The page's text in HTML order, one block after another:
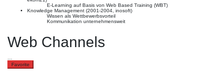
E-Learning auf Basis von Web Based Training (WBT)
Knowledge Management (2001-2004, inosoft)
Wissen als Wettbewerbsvorteil
Kommunikation unternehmensweit
Web Channels
Favorite